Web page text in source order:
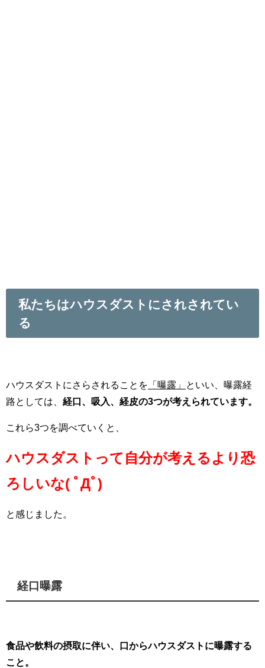
私たちはハウスダストにされされてい
る
ハウスダストにさらされることを 「曝露」
といい、曝露経
路としては、 経口、吸入、経皮の3つが考えられています。
これら3つを調べていくと、
ハウスダストって自分が考えるより恐
ろしいな( ﾟДﾟ)
と感じました。
経口曝露
食品や飲料の摂取に伴い、口からハウスダストに曝露する
こと。